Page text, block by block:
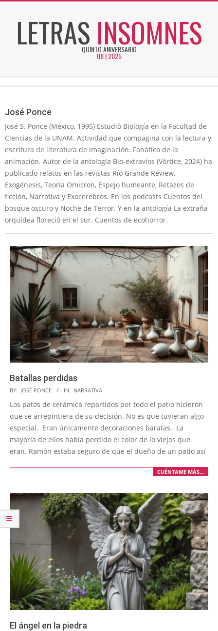
LETRAS INSOMNES
QUINTO ANIVERSARIO
08 | 2025
José Ponce
José S. Ponce (México, 1995) Estudió Biología en la Facultad de
Ciencias de la UNAM. Actividad que compagina con la lectura y
escritura de literatura de imaginación. Fanático de la
animación. Autor de la antología Bio-extravíos (Vórtice, 2024) ha
publicado relatos en las revistas Río Grande Review,
Exogénesis, Teoría Omicron, Espejo humeante, Retazos de
ficción, Narrativa y Exocerebros. En los podcasts Cuentos del
bosque oscuro y Noche de Terror. Y en la antología La extraña
orquídea floreció en el sur. Cuentos de ecohorror.
Batallas perdidas
2026-
07-
07
BY: JOSÉ PONCE IN: NARRATIVA
Los patos de cerámica repartidos por todo el patio hicieron
que se arrepintiera de su decisión. No es que tuvieran algo
especial. Eran únicamente decoraciones baratas. La
mayoría de ellos había perdido el color de lo viejos que
eran. Ramón estaba seguro de que el dueño de un patio así
CUÉNTAME MÁS…
El ángel en la piedra